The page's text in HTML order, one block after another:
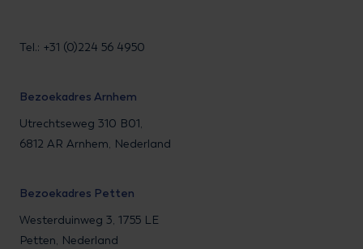
Tel.: +31 (0)224 56 4950
Bezoekadres Arnhem
Utrechtseweg 310 B01,
6812 AR Arnhem, Nederland
Bezoekadres Petten
Westerduinweg 3, 1755 LE
Petten, Nederland